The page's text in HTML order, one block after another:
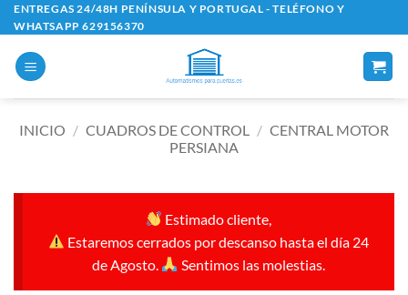
Saltar
al
contenido
ENTREGAS 24/48H PENÍNSULA Y PORTUGAL - TELÉFONO Y
WHATSAPP 629156370
INICIO / CUADROS DE CONTROL / CENTRAL MOTOR
PERSIANA
Estimado cliente,
Estaremos cerrados por descanso hasta el día 24
de Agosto.
Sentimos las molestias.